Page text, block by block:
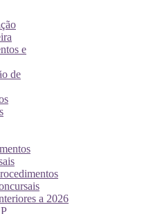
e
de
a 2026